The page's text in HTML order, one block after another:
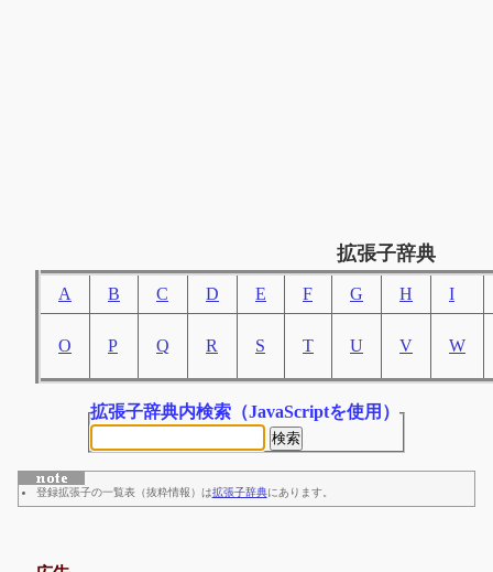
拡張子辞典
A B C D E F G H I
O P Q R S T U V W
拡張子辞典内検索 （JavaScriptを使用）
登録拡張子の一覧表（抜粋情報）は拡張子辞典にあります。